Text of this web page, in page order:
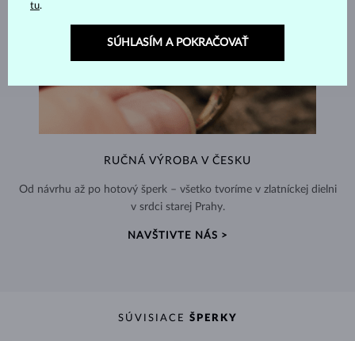
RUČNÁ VÝROBA V ČESKU
Od návrhu až po hotový šperk – všetko tvoríme v zlatníckej dielni
v srdci starej Prahy.
NAVŠTIVTE NÁS >
SÚVISIACE ŠPERKY
tu.
SÚHLASÍM A POKRAČOVAŤ